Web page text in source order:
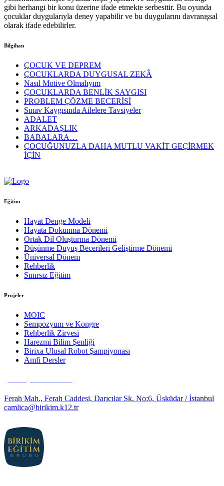
gibi herhangi bir konu üzerine ifade etmekte serbesttir. Bu oyunda
çocuklar duygularıyla deney yapabilir ve bu duygularını davranışsal
olarak ifade edebilirler.
Bilgihan
ÇOCUK VE DEPREM
ÇOCUKLARDA DUYGUSAL ZEKÂ
Nasıl Motive Olmalıyım
ÇOCUKLARDA BENLİK SAYGISI
PROBLEM ÇÖZME BECERİSİ
Sınav Kaygısında Ailelere Tavsiyeler
ADALET
ARKADAŞLIK
BABALARA…
ÇOCUĞUNUZLA DAHA MUTLU VAKİT GEÇİRMEK
İÇİN
Eğitim
Hayat Denge Modeli
Hayata Dokunma Dönemi
Ortak Dil Oluşturma Dönemi
Düşünme Duyuş Becerileri Geliştirme Dönemi
Üniversal Dönem
Rehberlik
Sınırsız Eğitim
Projeler
MOIC
Sempozyum ve Kongre
Rehberlik Zirvesi
Harezmi Bilim Şenliği
Birixa Ulusal Robot Şampiyonası
Amfi Dersler
Ferah Mah., Ferah Caddesi, Darıcılar Sk. No:6, Üsküdar / İstanbul
camlica@birikim.k12.tr